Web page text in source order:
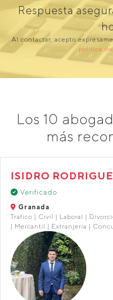
Respuesta
Al contactar, acepto
política
Los 10
más
ISIDRO
Verificado
Granada
Tráfico | Civil | Laboral |
| Mercantil | Extranjería |